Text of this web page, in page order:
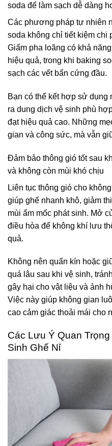
soda để làm sạch dễ dàng
Các phương pháp tự nhiên
soda không chỉ tiết kiệm chi
Giấm pha loãng có khả
hiệu quả, trong khi baking
sạch các vết bẩn cứng đầu.
Bạn có thể kết hợp sử dụng
ra dung dịch vệ sinh phù
đạt hiệu quả cao. Những
gian và công sức, mà vẫn
Đảm bảo thông gió tốt sau
và không còn mùi khó chịu
Liên tục thông gió cho
giúp ghế nhanh khô, giảm
mùi ẩm mốc phát sinh. Mở
điều hòa để không khí lưu
quả.
Không nên quấn kín hoặc
quá lâu sau khi vệ sinh,
gây hại cho vật liệu và ảnh
Việc này giúp không gian
cao cảm giác thoải mái cho
Các Lưu Ý Quan
Sinh Ghế Nỉ